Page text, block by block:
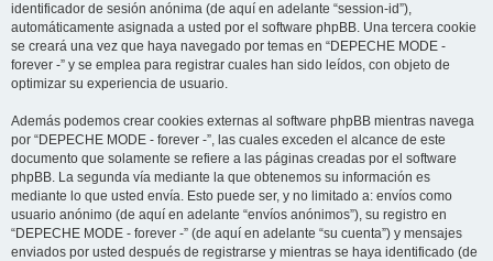
identificador de sesión anónima (de aquí en adelante “session-id”),
automáticamente asignada a usted por el software phpBB. Una tercera cookie
se creará una vez que haya navegado por temas en “DEPECHE MODE -
forever -” y se emplea para registrar cuales han sido leídos, con objeto de
optimizar su experiencia de usuario.
Además podemos crear cookies externas al software phpBB mientras navega
por “DEPECHE MODE - forever -”, las cuales exceden el alcance de este
documento que solamente se refiere a las páginas creadas por el software
phpBB. La segunda vía mediante la que obtenemos su información es
mediante lo que usted envía. Esto puede ser, y no limitado a: envíos como
usuario anónimo (de aquí en adelante “envíos anónimos”), su registro en
“DEPECHE MODE - forever -” (de aquí en adelante “su cuenta”) y mensajes
enviados por usted después de registrarse y mientras se haya identificado (de